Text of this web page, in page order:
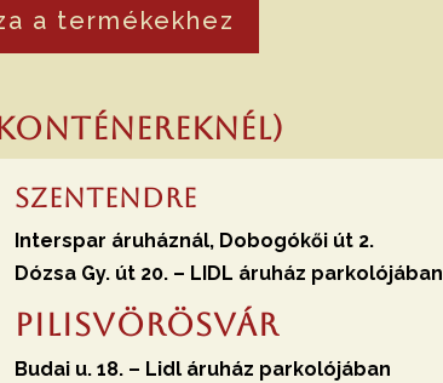
a termékekhez
Szentendre
Interspar áruháznál, Dobogókői út 2.
Dózsa Gy. út 20. – LIDL áruház parkolójában
Pilisvörösvár
Budai u. 18. – Lidl áruház parkolójában